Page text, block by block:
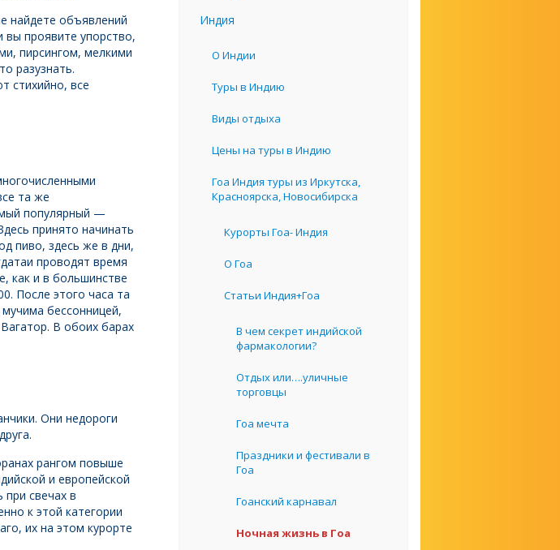
найдете объявлений
вы проявите упорство,
пирсингом, мелкими
разузнать.
стихийно, все
та же
популярный —
принято начинать
пиво, здесь же в дни,
проводят время
как и в большинстве
После этого часа та
бессонницей,
В обоих барах
Они недороги
рангом повыше
и европейской
свечах в
к этой категории
их на этом курорте
Индия
О Индии
Туры в Индию
Виды отдыха
Цены на туры в Индию
Гоа Индия туры из Иркутска,
Красноярска, Новосибирска
Курорты Гоа- Индия
О Гоа
Статьи Индия+Гоа
В чем секрет индийской
фармакологии?
Отдых или….уличные
торговцы
Гоа мечта
Праздники и фестивали в
Гоа
Гоанский карнавал
Ночная жизнь в Гоа